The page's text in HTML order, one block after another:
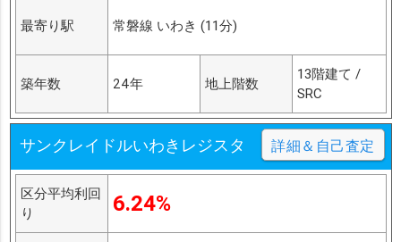
最寄り駅 常磐線 いわき (11分)
築年数 24年 地上階数
13階建て /
SRC
サンクレイドルいわきレジスタ 詳細＆自己査定
区分平均利回
り
6.24%